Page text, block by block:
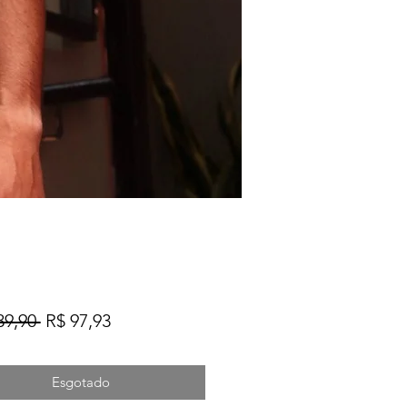
Preço
R$ 97,93Preço
Esgotado